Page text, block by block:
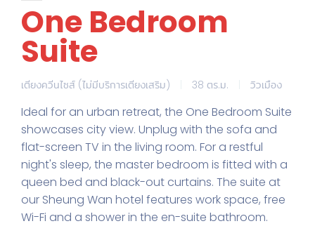
One Bedroom
Suite
เตียงควีนไซส์ (ไม่มีบริการเตียงเสริม) 38 ตร.ม. วิวเมือง
Ideal for an urban retreat, the One Bedroom Suite
showcases city view. Unplug with the sofa and
flat-screen TV in the living room. For a restful
night's sleep, the master bedroom is fitted with a
queen bed and black-out curtains. The suite at
our Sheung Wan hotel features work space, free
Wi-Fi and a shower in the en-suite bathroom.